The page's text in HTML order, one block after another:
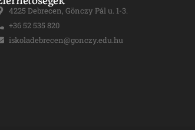
4225 Debrecen, Gönczy Pál u. 1-3.
+36 52 535 820
iskoladebrecen@gonczy.edu.hu